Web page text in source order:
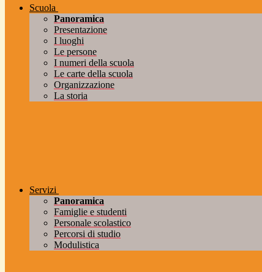
Scuola
Panoramica
Presentazione
I luoghi
Le persone
I numeri della scuola
Le carte della scuola
Organizzazione
La storia
Servizi
Panoramica
Famiglie e studenti
Personale scolastico
Percorsi di studio
Modulistica